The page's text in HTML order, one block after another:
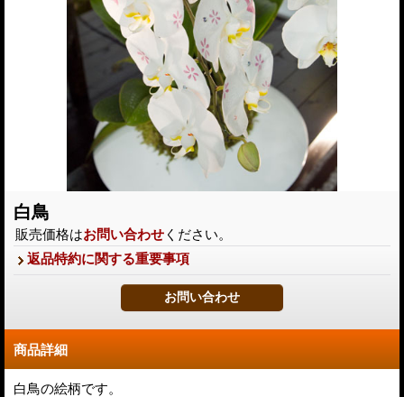
白鳥
販売価格はお問い合わせ ください。
返品特約に関する重要事項
商品詳細
白鳥の絵柄です。